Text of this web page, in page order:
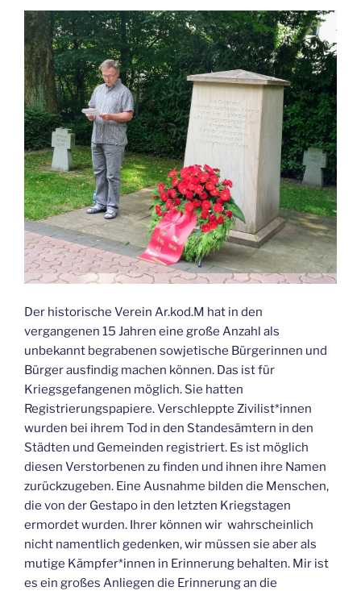
Der historische Verein Ar.kod.M hat in den
vergangenen 15 Jahren eine große Anzahl als
unbekannt begrabenen sowjetische Bürgerinnen und
Bürger ausfindig machen können. Das ist für
Kriegsgefangenen möglich. Sie hatten
Registrierungspapiere. Verschleppte Zivilist*innen
wurden bei ihrem Tod in den Standesämtern in den
Städten und Gemeinden registriert. Es ist möglich
diesen Verstorbenen zu finden und ihnen ihre Namen
zurückzugeben. Eine Ausnahme bilden die Menschen,
die von der Gestapo in den letzten Kriegstagen
ermordet wurden. Ihrer können wir wahrscheinlich
nicht namentlich gedenken, wir müssen sie aber als
mutige Kämpfer*innen in Erinnerung behalten. Mir ist
es ein großes Anliegen die Erinnerung an die